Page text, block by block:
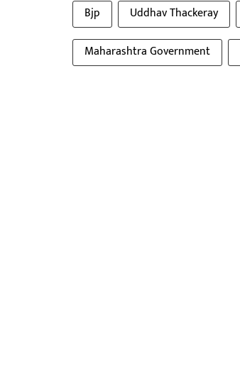
Bjp Uddhav Thackeray
Maharashtra Government